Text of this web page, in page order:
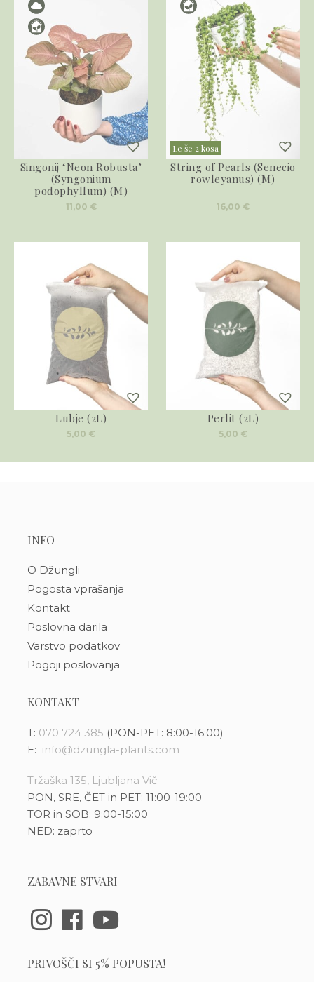
Singonij ‘Neon Robusta’
(Syngonium
podophyllum) (M)
11,00 €
Le še 2 kosa
String of Pearls (Senecio
rowleyanus) (M)
16,00 €
Lubje (2L)
5,00 €
Perlit (2L)
5,00 €
INFO
O Džungli
Pogosta vprašanja
Kontakt
Poslovna darila
Varstvo podatkov
Pogoji poslovanja
KONTAKT
T: 070 724 385 (PON-PET: 8:00-16:00)
E: info@dzungla-plants.com
Tržaška 135, Ljubljana Vič
PON, SRE, ČET in PET: 11:00-19:00
TOR in SOB: 9:00-15:00
NED: zaprto
ZABAVNE STVARI
PRIVOŠČI SI 5% POPUSTA!